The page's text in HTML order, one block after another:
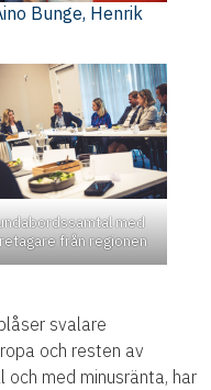
Bunge, Henrik
med
från regionen
svalare
och resten av
med minusränta, har